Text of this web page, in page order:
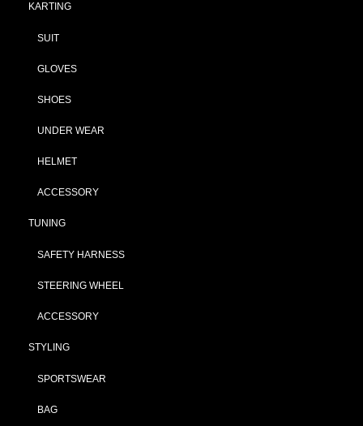
KARTING
SUIT
GLOVES
SHOES
UNDER WEAR
HELMET
ACCESSORY
TUNING
SAFETY HARNESS
STEERING WHEEL
ACCESSORY
STYLING
SPORTSWEAR
BAG